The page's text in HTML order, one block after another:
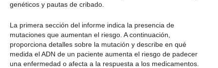
genéticos y pautas de cribado.
La primera sección del informe indica la presencia de
mutaciones que aumentan el riesgo. A continuación,
proporciona detalles sobre la mutación y describe en qué
medida el ADN de un paciente aumenta el riesgo de padecer
una enfermedad o afecta a la respuesta a los medicamentos.